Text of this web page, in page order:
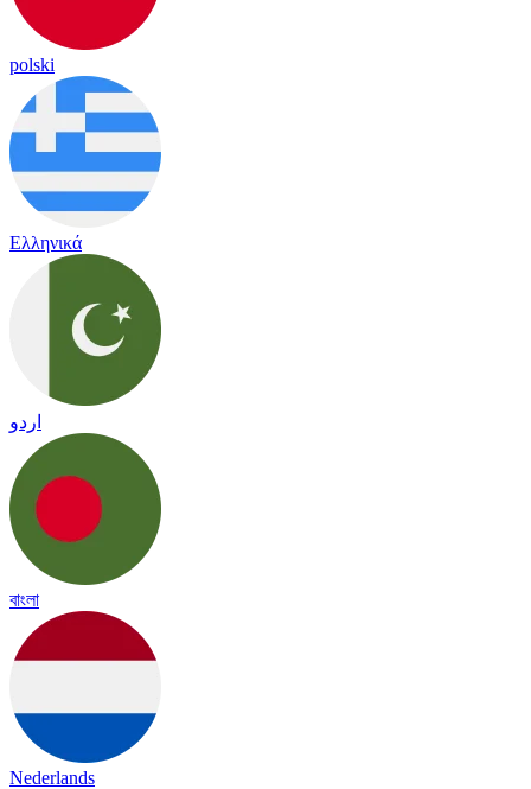
polski
Ελληνικά
اردو
বাংলা
Nederlands